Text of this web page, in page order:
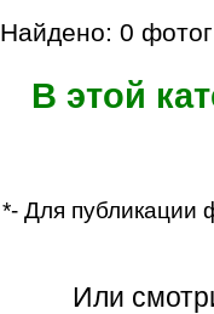
Найдено: 0
В этой
*- Для публикации
Или